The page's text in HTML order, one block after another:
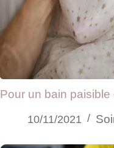
Pour un bain
10/11/2021